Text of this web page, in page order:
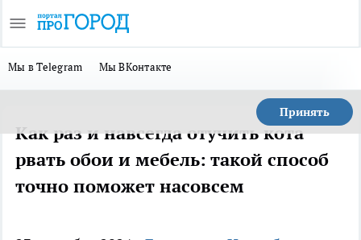
Мы в Telegram Мы ВКонтакте
Принять
Как раз и навсегда отучить кота
рвать обои и мебель: такой способ
точно поможет насовсем